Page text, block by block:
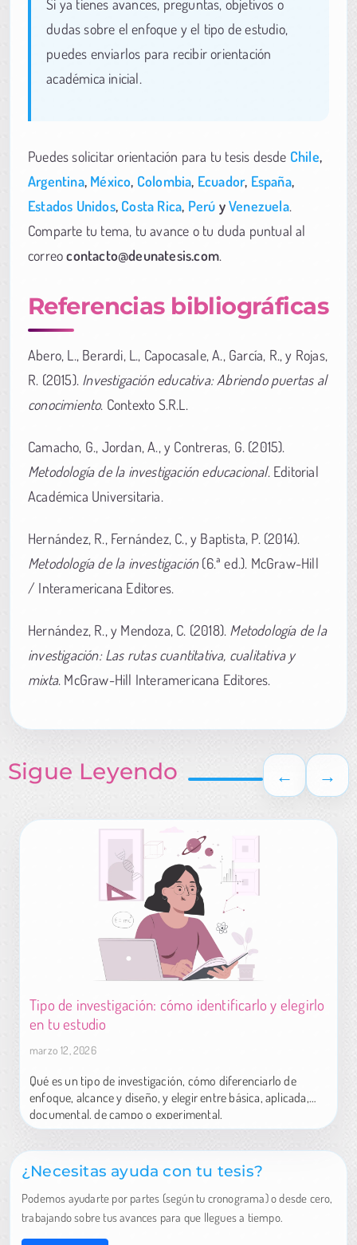
Si ya tienes avances, preguntas, objetivos o
dudas sobre el enfoque y el tipo de estudio,
puedes enviarlos para recibir orientación
académica inicial.
Puedes solicitar orientación para tu tesis desde Chile,
Argentina, México, Colombia, Ecuador, España,
Estados Unidos, Costa Rica, Perú yVenezuela.
Comparte tu tema, tu avance o tu duda puntual al
correocontacto@deunatesis.com.
Referencias bibliográficas
Abero, L., Berardi, L., Capocasale, A., García, R., y Rojas,
R. (2015). Investigación educativa: Abriendo puertas al
conocimiento. Contexto S.R.L.
Camacho, G., Jordan, A., y Contreras, G. (2015).
Metodología de la investigación educacional. Editorial
Académica Universitaria.
Hernández, R., Fernández, C., y Baptista, P. (2014).
Metodología de la investigación(6.ª ed.). McGraw-Hill
/ Interamericana Editores.
Hernández, R., y Mendoza, C. (2018). Metodología de la
investigación: Las rutas cuantitativa, cualitativa y
mixta. McGraw-Hill Interamericana Editores.
Sigue Leyendo ← →
Tipo de investigación: cómo identificarlo y elegirlo
en tu estudio
marzo 12, 2026
Qué es un tipo de investigación, cómo diferenciarlo de
enfoque, alcance y diseño, y elegir entre básica, aplicada,
documental, de campo o experimental.
¿Necesitas ayuda con tu tesis?
Podemos ayudarte por partes (según tu cronograma) o desde cero,
trabajando sobre tus avances para que llegues a tiempo.